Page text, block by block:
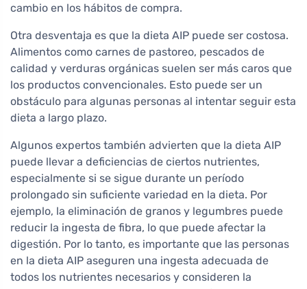
cambio en los hábitos de compra.
Otra desventaja es que la dieta AIP puede ser costosa.
Alimentos como carnes de pastoreo, pescados de
calidad y verduras orgánicas suelen ser más caros que
los productos convencionales. Esto puede ser un
obstáculo para algunas personas al intentar seguir esta
dieta a largo plazo.
Algunos expertos también advierten que la dieta AIP
puede llevar a deficiencias de ciertos nutrientes,
especialmente si se sigue durante un período
prolongado sin suficiente variedad en la dieta. Por
ejemplo, la eliminación de granos y legumbres puede
reducir la ingesta de fibra, lo que puede afectar la
digestión. Por lo tanto, es importante que las personas
en la dieta AIP aseguren una ingesta adecuada de
todos los nutrientes necesarios y consideren la